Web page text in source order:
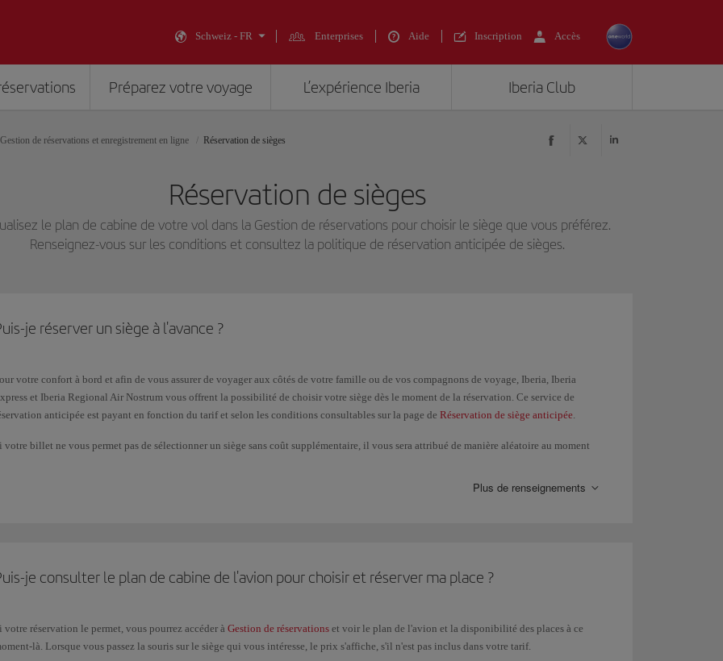
Schweiz - FR Enterprises Aide Inscription Accès
Préparez votre voyage L’expérience Iberia Iberia Club
Gestion de réservations et enregistrement en ligne Réservation de sièges
Réservation de sièges
le plan de cabine de votre vol dans la Gestion de réservations pour choisir le siège que vous préférez.
Renseignez-vous sur les conditions et consultez la politique de réservation anticipée de sièges.
je réserver un siège à l'avance ?
votre confort à bord et afin de vous assurer de voyager aux côtés de votre famille ou de vos compagnons de voyage, Iberia, Iberia
et Iberia Regional Air Nostrum vous offrent la possibilité de choisir votre siège dès le moment de la réservation. Ce service de
anticipée est payant en fonction du tarif et selon les conditions consultables sur la page de Réservation de siège anticipée.
votre billet ne vous permet pas de sélectionner un siège sans coût supplémentaire, il vous sera attribué de manière aléatoire au moment
. Pour les réservations de siège payées, vous ne pourrez pas modifier la sélection de siège jusqu'au moment de l'
Plus de renseignements
je consulter le plan de cabine de l'avion pour choisir et réserver ma place ?
votre réservation le permet, vous pourrez accéder à Gestion de réservations et voir le plan de l'avion et la disponibilité des places à ce
là. Lorsque vous passez la souris sur le siège qui vous intéresse, le prix s'affiche, s'il n'est pas inclus dans votre tarif.